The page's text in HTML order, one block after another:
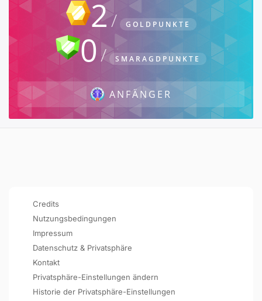
2 GOLDPUNKTE
0 SMARAGDPUNKTE
ANFÄNGER
Credits
Nutzungsbedingungen
Impressum
Datenschutz & Privatsphäre
Kontakt
Privatsphäre-Einstellungen ändern
Historie der Privatsphäre-Einstellungen